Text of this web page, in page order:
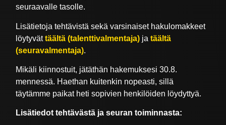
seuraavalle tasolle.
Lisätietoja tehtävistä sekä varsinaiset hakulomakkeet
löytyvättäältä (talenttivalmentaja) jatäältä
(seuravalmentaja).
Mikäli kiinnostuit, jätäthän hakemuksesi 30.8.
mennessä. Haethan kuitenkin nopeasti, sillä
täytämme paikat heti sopivien henkilöiden löydyttyä.
Lisätiedot tehtävästä ja seuran toiminnasta: